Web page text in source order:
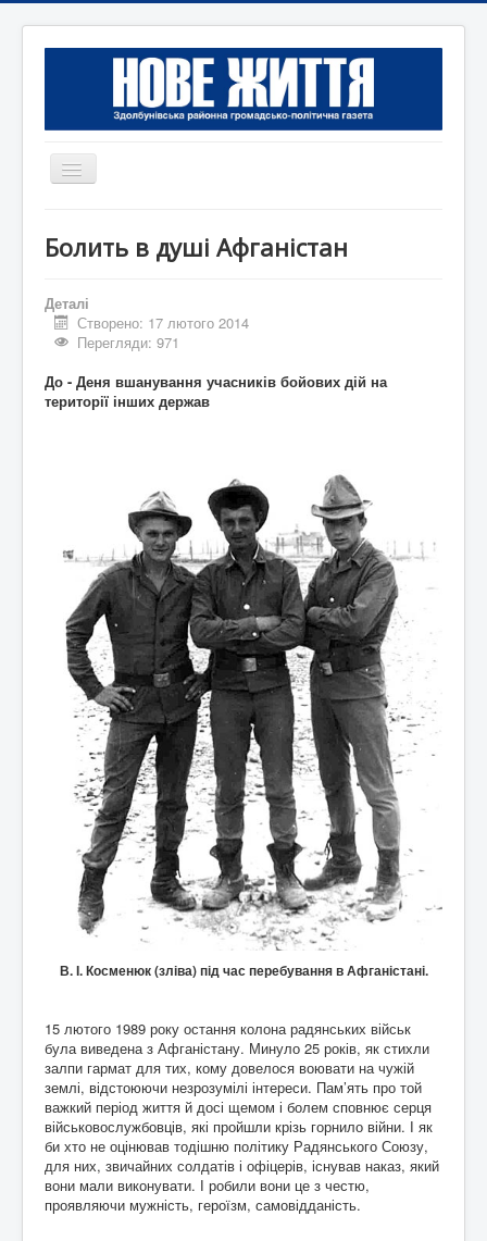
Перемикач
Редакція
Контактна інформація
Коротко
Болить в душі Афганістан
Деталі
Створено: 17 лютого 2014
Перегляди: 971
До - Деня вшанування учасників бойових дій на
території інших держав
В. І. Косменюк (зліва) під час перебування в Афганістані.
15 лютого 1989 року остання колона радянських військ
була виведена з Афганістану. Минуло 25 років, як стихли
залпи гармат для тих, кому довелося воювати на чужій
землі, відстоюючи незрозумілі інтереси. Пам’ять про той
важкий період життя й досі щемом і болем сповнює серця
військовослужбовців, які пройшли крізь горнило війни. І як
би хто не оцінював тодішню політику Радянського Союзу,
для них, звичайних солдатів і офіцерів, існував наказ, який
вони мали виконувати. І робили вони це з честю,
проявляючи мужність, героїзм, самовідданість.